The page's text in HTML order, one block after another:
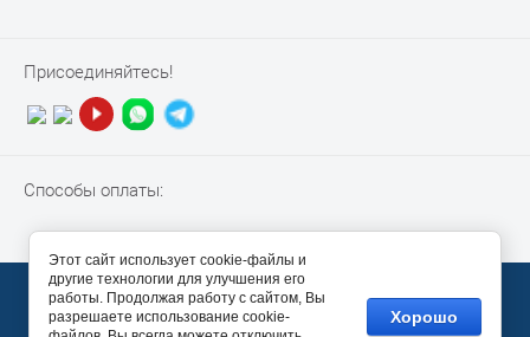
Присоединяйтесь!
Способы оплаты:
© 2010-2026 “NotebookPiter”
Megagroup.ru
Этот сайт использует cookie-файлы и
другие технологии для улучшения его
работы. Продолжая работу с сайтом, Вы
разрешаете использование cookie-
Хорошо